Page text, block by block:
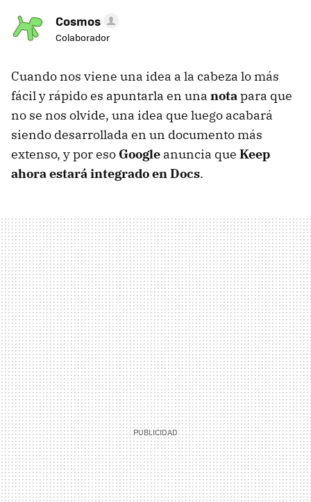
Cosmos
Colaborador
Cuando nos viene una idea a la cabeza lo más
fácil y rápido es apuntarla en una notapara que
no se nos olvide, una idea que luego acabará
siendo desarrollada en un documento más
extenso, y por eso Google anuncia que Keep
ahora estará integrado en Docs.